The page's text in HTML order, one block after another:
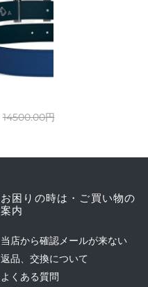
14500.00円
お困りの時は・ご買い物の
案内
当店から確認メールが来ない
返品、交換について
よくある質問